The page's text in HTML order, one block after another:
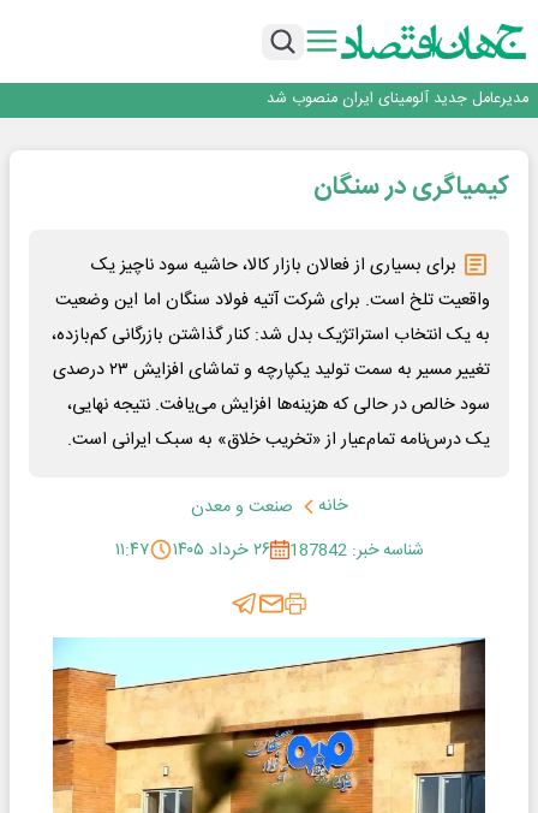
بازگشت فرش ماشینی به اصفهان پس از هفت سال؛ دو نمایشگاه تخصصی در شهر
مدیرعامل جدید آلومینای ایران منصوب شد
رونمایی فولاد غدیر نی ریز از سامانه ی « آقای پولاد»
بازگشت فرش ماشینی به اصفهان پس از هفت سال؛ دو نمایشگاه تخصصی در شهر
نمایشگاهی برگزار می‌شود
عرضه اولیه احیا استیل فولاد بافت
کیمیاگری در سنگان
برای بسیاری از فعالان بازار کالا، حاشیه سود ناچیز یک
واقعیت تلخ است. برای شرکت آتیه فولاد سنگان اما این وضعیت
به یک انتخاب استراتژیک بدل شد: کنار گذاشتن بازرگانی کم‌بازده،
تغییر مسیر به سمت تولید یکپارچه و تماشای افزایش ۲۳ درصدی
سود خالص در حالی که هزینه‌ها افزایش می‌یافت. نتیجه نهایی،
یک درس‌نامه تمام‌عیار از «تخریب خلاق» به سبک ایرانی است.
خانه
صنعت و معدن
شناسه خبر: 187842
۲۶ خرداد ۱۴۰۵ ۱۱:۴۷